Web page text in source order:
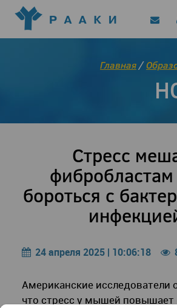
Клинические
Позиционные
EAACI/РААКИ
Цифровой канал
Главная/
Стресс
бороться с
24 апреля 2025 | 10:06:18
Американские исследователи
что стресс у мышей повышает